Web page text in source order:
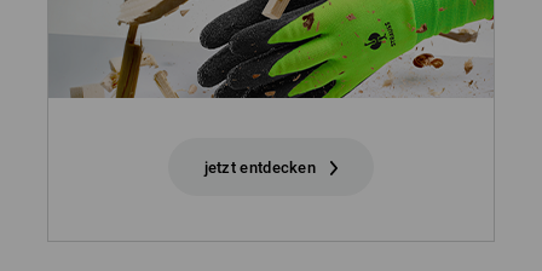
jetzt entdecken